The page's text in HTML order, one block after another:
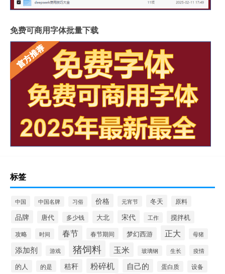
免费可商用字体批量下载
标签
中国 中国名牌 习俗 价格 元宵节 冬天 原料
品牌 唐代 多少钱 大北 宋代 工作 搅拌机
攻略 时间 春节 春节期间 梦幻西游 正大 母猪
添加剂 游戏 猪饲料 玉米 玻璃钢 生长 疫情
的人 的是 秸秆 粉碎机 自己的 蛋白质 设备